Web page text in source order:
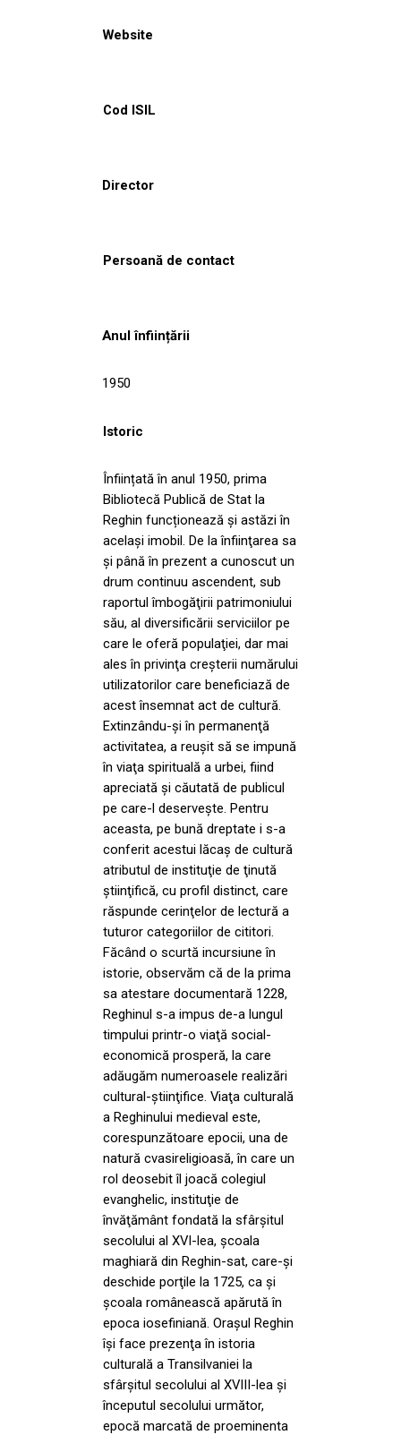
Website
Cod ISIL
Director
Persoană de contact
Anul înființării
1950
Istoric
Înființată în anul 1950, prima
Bibliotecă Publică de Stat la
Reghin funcționează și astăzi în
același imobil. De la înfiinţarea sa
şi până în prezent a cunoscut un
drum continuu ascendent, sub
raportul îmbogăţirii patrimoniului
său, al diversificării serviciilor pe
care le oferă populaţiei, dar mai
ales în privinţa creşterii numărului
utilizatorilor care beneficiază de
acest însemnat act de cultură.
Extinzându-şi în permanenţă
activitatea, a reuşit să se impună
în viaţa spirituală a urbei, fiind
apreciată şi căutată de publicul
pe care-l deserveşte. Pentru
aceasta, pe bună dreptate i s-a
conferit acestui lăcaş de cultură
atributul de instituţie de ţinută
ştiinţifică, cu profil distinct, care
răspunde cerinţelor de lectură a
tuturor categoriilor de cititori.
Făcând o scurtă incursiune în
istorie, observăm că de la prima
sa atestare documentară 1228,
Reghinul s-a impus de-a lungul
timpului printr-o viaţă social-
economică prosperă, la care
adăugăm numeroasele realizări
cultural-ştiinţifice. Viaţa culturală
a Reghinului medieval este,
corespunzătoare epocii, una de
natură cvasireligioasă, în care un
rol deosebit îl joacă colegiul
evanghelic, instituţie de
învăţământ fondată la sfârşitul
secolului al XVI-lea, şcoala
maghiară din Reghin-sat, care-şi
deschide porţile la 1725, ca şi
şcoala românească apărută în
epoca iosefiniană. Oraşul Reghin
îşi face prezenţa în istoria
culturală a Transilvaniei la
sfârşitul secolului al XVIII-lea şi
începutul secolului următor,
epocă marcată de proeminenta